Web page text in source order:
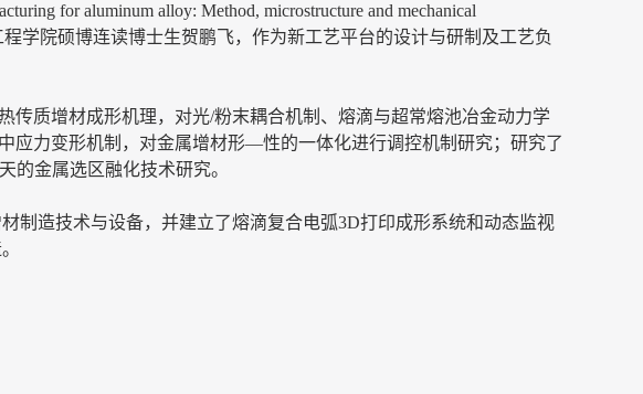
for aluminum alloy: Method, microstructure and mechanical
学院硕博连读博士生贺鹏飞，作为新工艺平台的设计与研制及工艺负
质增材成形机理，对光/粉末耦合机制、熔滴与超常熔池冶金动力学
应力变形机制，对金属增材形—性的一体化进行调控机制研究；研究了
的金属选区融化技术研究。
制造技术与设备，并建立了熔滴复合电弧3D打印成形系统和动态监视